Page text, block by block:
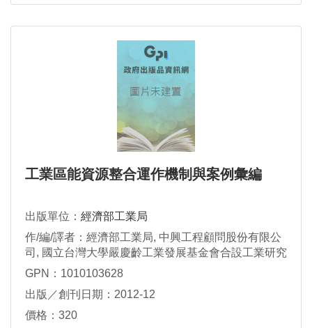
工業區能資源整合運作機制與案例彙編
出版單位： 經濟部工業局
作/編/譯者：經濟部工業局, 中興工程顧問股份有限公
司, 國立台灣大學嚴慶齡工業發展基金會合設工業研究
中心
GPN：1010103628
出版／創刊日期：2012-12
價格：320